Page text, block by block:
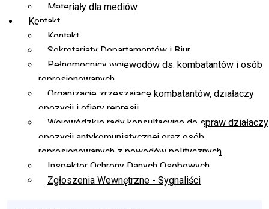
Materiały dla mediów
Kontakt
Kontakt
Sekretariaty Departamentów i Biur
Pełnomocnicy wojewodów ds. kombatantów i osób
represjonowanych
Organizacje zrzeszające kombatantów, działaczy
opozycji i ofiary represji
Wojewódzkie rady konsultacyjne do spraw działaczy
opozycji antykomunistycznej oraz osób
represjonowanych z powodów politycznych
Inspektor Ochrony Danych Osobowych
Zgłoszenia Wewnętrzne - Sygnaliści